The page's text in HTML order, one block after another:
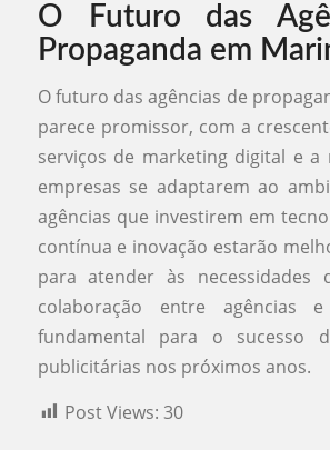
O Futuro das
Propaganda em
O futuro das agências de
parece promissor, com a
serviços de marketing digital e a
empresas se adaptarem ao
agências que investirem em
contínua e inovação estarão
para atender às necessidades
colaboração entre agências
fundamental para o sucesso
publicitárias nos próximos anos.
Post Views: 30